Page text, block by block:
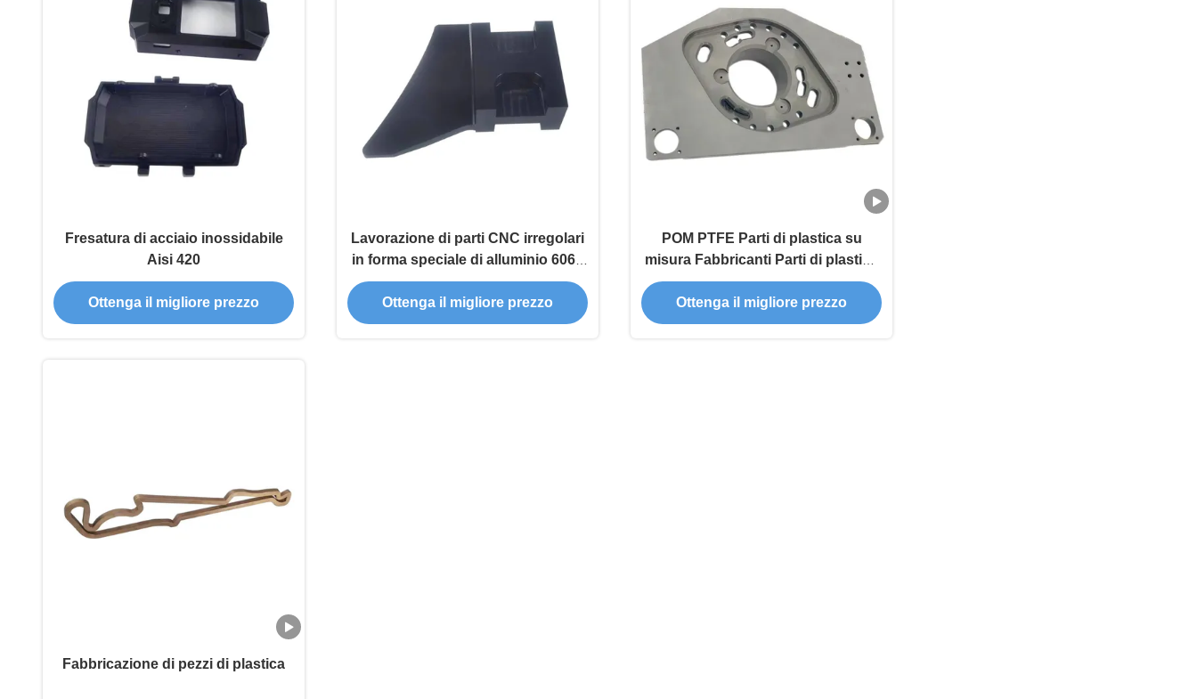
Fresatura di acciaio inossidabile
Aisi 420
Ottenga il migliore prezzo
Lavorazione di parti CNC irregolari
in forma speciale di alluminio 6061
T6
Ottenga il migliore prezzo
POM PTFE Parti di plastica su
misura Fabbricanti Parti di plastica
su misura
Ottenga il migliore prezzo
Fabbricazione di pezzi di plastica